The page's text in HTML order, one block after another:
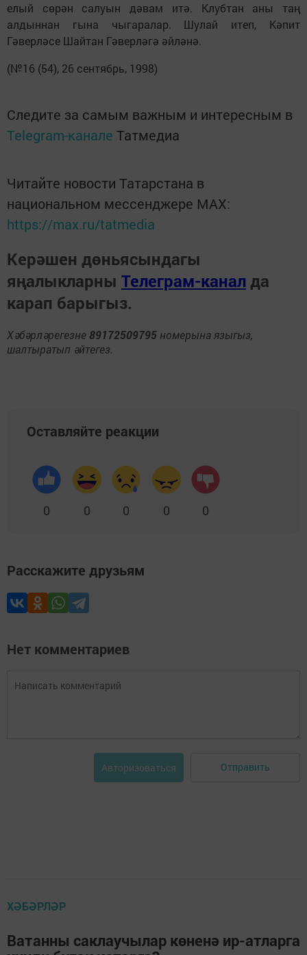
елый сөрән салуын дәвам итә. Клубтан аны таң
алдыннан гына чыгаралар. Шулай итеп, Кәпит
Гәверләсе Шайтан Гәверләгә әйләнә.
(№16 (54), 26 сентябрь, 1998)
Следите за самым важным и интересным в
Telegram-канале Татмедиа
Читайте новости Татарстана в
национальном мессенджере MАХ:
https://max.ru/tatmedia
Керәшен дөньясындагы
яңалыкларны Телеграм-канал да
карап барыгыз.
Хәбәрләрегезне 89172509795 номерына языгыз,
шалтыратып әйтегез.
Оставляйте реакции
0 0 0 0 0
Расскажите друзьям
Нет комментариев
Авторизоваться Отправить
ХӘБӘРЛӘР
Ватанны саклаучылар көненә ир-атларга